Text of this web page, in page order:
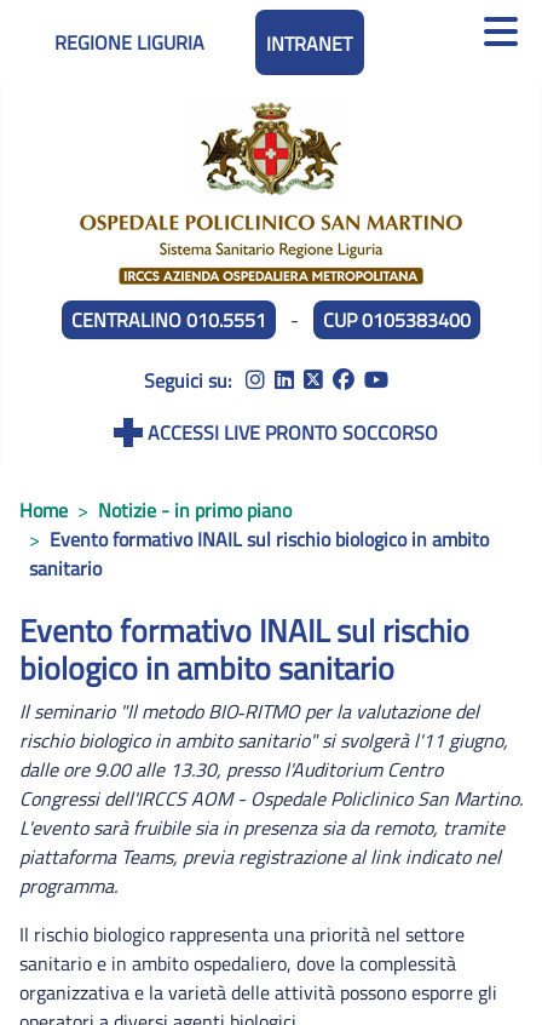
REGIONE LIGURIA INTRANET
CENTRALINO 010.5551 - CUP 0105383400
Seguici su:
ACCESSI LIVE PRONTO SOCCORSO
Home
Notizie - in primo piano
Evento formativo INAIL sul rischio biologico in ambito
sanitario
Evento formativo INAIL sul rischio
biologico in ambito sanitario
Il seminario "Il metodo BIO‑RITMO per la valutazione del
rischio biologico in ambito sanitario" si svolgerà l'11 giugno,
dalle ore 9.00 alle 13.30, presso l'Auditorium Centro
Congressi dell'IRCCS AOM - Ospedale Policlinico San Martino.
L'evento sarà fruibile sia in presenza sia da remoto, tramite
piattaforma Teams, previa registrazione al link indicato nel
programma.
Il rischio biologico rappresenta una priorità nel settore
sanitario e in ambito ospedaliero, dove la complessità
organizzativa e la varietà delle attività possono esporre gli